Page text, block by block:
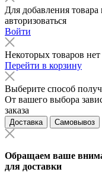
Для добавления
авторизоваться
Войти
Некоторых товаров
Перейти в корзину
Выберите способ
От вашего выбора
заказа
Доставка Самовывоз
Обращаем ваше
для доставки